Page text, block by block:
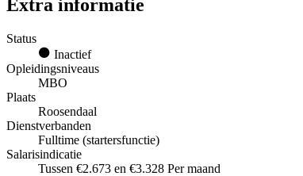
Extra informatie
Status
Inactief
Opleidingsniveaus
MBO
Plaats
Roosendaal
Dienstverbanden
Fulltime (startersfunctie)
Salarisindicatie
Tussen €2.673 en €3.328 Per maand